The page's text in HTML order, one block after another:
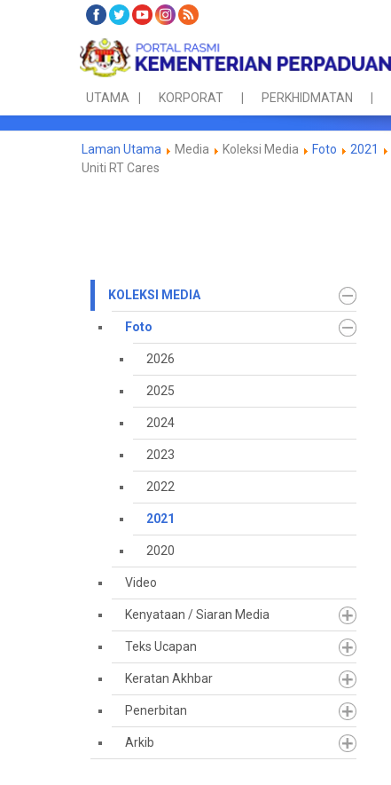
UTAMA KORPORAT PERKHIDMATAN
Laman Utama Media Koleksi Media Foto 2021
Uniti RT Cares
KOLEKSI MEDIA
Foto
2026
2025
2024
2023
2022
2021
2020
Video
Kenyataan / Siaran Media
Teks Ucapan
Keratan Akhbar
Penerbitan
Arkib